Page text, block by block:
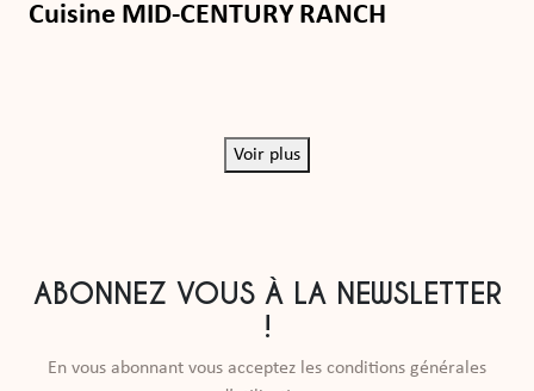
Cuisine MID-CENTURY RANCH
Voir plus
ABONNEZ VOUS À LA NEWSLETTER
!
En vous abonnant vous acceptez les conditions générales